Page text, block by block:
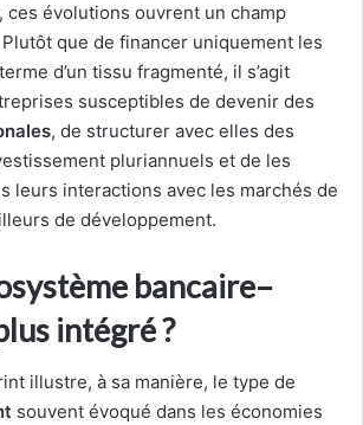
ces évolutions ouvrent un champ
Plutôt que de financer uniquement les
d’un tissu fragmenté, il s’agit
susceptibles de devenir des
, de structurer avec elles des
pluriannuels et de les
leurs interactions avec les marchés de
de développement.
bancaire–
intégré ?
illustre, à sa manière, le type de
souvent évoqué dans les économies